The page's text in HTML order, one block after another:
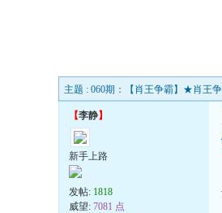
主题 : 060期：【肖王争霸】★肖王
【李静】
新手上路
发帖: 1818
威望: 7081 点